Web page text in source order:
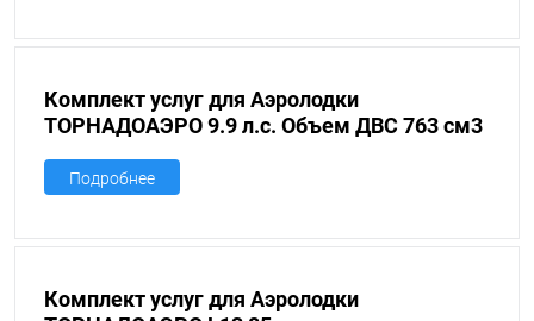
Комплект услуг для Аэролодки
ТОРНАДОАЭРО 9.9 л.с. Объем ДВС 763 см3
Подробнее
Комплект услуг для Аэролодки